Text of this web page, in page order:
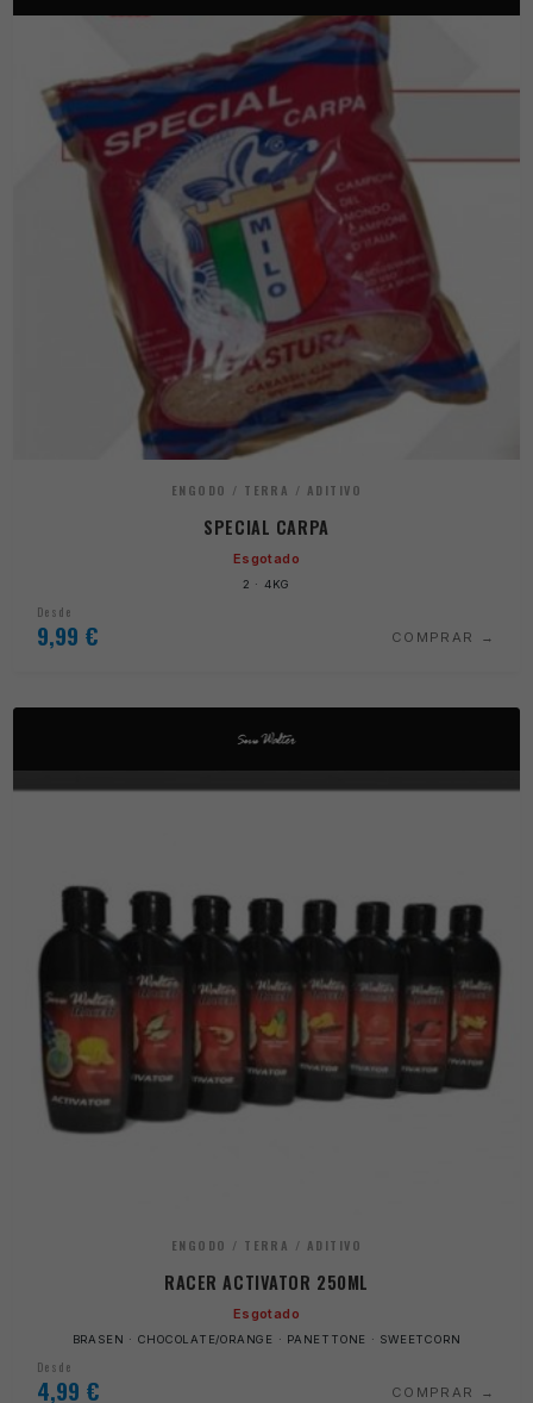
ENGODO / TERRA / ADITIVO
SPECIAL CARPA
Esgotado
2 · 4KG
Desde
9,99 € COMPRAR
ENGODO / TERRA / ADITIVO
RACER ACTIVATOR 250ML
Esgotado
BRASEN · CHOCOLATE/ORANGE · PANETTONE · SWEETCORN
Desde
4,99 € COMPRAR